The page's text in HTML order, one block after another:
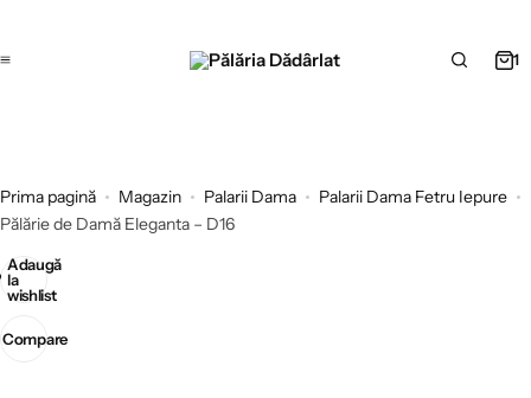
1
Prima pagină Magazin Palarii Dama
Palarii Dama Fetru Iepure
Pălărie de Damă Eleganta – D16
Adaugă
la
wishlist
Compare